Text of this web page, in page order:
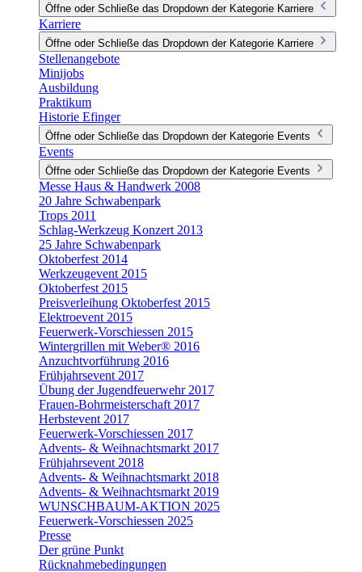
Öffne oder Schließe das Dropdown der Kategorie Karriere
Karriere
Öffne oder Schließe das Dropdown der Kategorie Karriere
Stellenangebote
Minijobs
Ausbildung
Praktikum
Historie Efinger
Öffne oder Schließe das Dropdown der Kategorie Events
Events
Öffne oder Schließe das Dropdown der Kategorie Events
Messe Haus & Handwerk 2008
20 Jahre Schwabenpark
Trops 2011
Schlag-Werkzeug Konzert 2013
25 Jahre Schwabenpark
Oktoberfest 2014
Werkzeugevent 2015
Oktoberfest 2015
Preisverleihung Oktoberfest 2015
Elektroevent 2015
Feuerwerk-Vorschiessen 2015
Wintergrillen mit Weber® 2016
Anzuchtvorführung 2016
Frühjahrsevent 2017
Übung der Jugendfeuerwehr 2017
Frauen-Bohrmeisterschaft 2017
Herbstevent 2017
Feuerwerk-Vorschiessen 2017
Advents- & Weihnachtsmarkt 2017
Frühjahrsevent 2018
Advents- & Weihnachtsmarkt 2018
Advents- & Weihnachtsmarkt 2019
WUNSCHBAUM-AKTION 2025
Feuerwerk-Vorschiessen 2025
Presse
Der grüne Punkt
Rücknahmebedingungen